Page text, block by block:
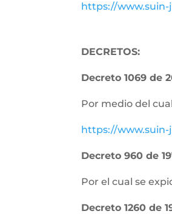
https://www.suin-
DECRETOS:
Decreto 1069 de
Por medio del
https://www.suin-
Decreto 960 de
Por el cual se
Decreto 1260 de